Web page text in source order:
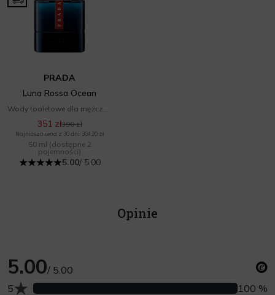
PRADA
Luna Rossa Ocean
351 zł390 zł
Najniższa cena z 30 dni: 304,20 zł
50 ml (dostępne 2
pojemności)
5.00/ 5.00
Opinie
5.00/ 5.00
Liczba opinii z oceną
5 100 %